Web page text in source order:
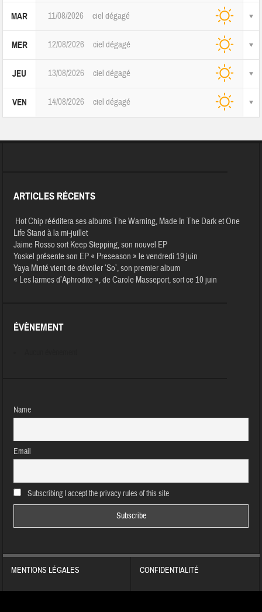
MAR 11/08/2026 ciel dégagé
MER 12/08/2026 ciel dégagé
JEU 13/08/2026 ciel dégagé
VEN 14/08/2026 ciel dégagé
ARTICLES RÉCENTS
Hot Chip rééditera ses albums The Warning, Made In The Dark et One
Life Stand à la mi-juillet
Jaime Rosso sort Keep Stepping, son nouvel EP
Yoskel présente son EP « Preseason » le vendredi 19 juin
Yaya Minté vient de dévoiler ‘So’, son premier album
« Les larmes d’Aphrodite », de Carole Masseport, sort ce 10 juin
ÉVÈNEMENT
Name
Email
Subscribing I accept the privacy rules of this site
MENTIONS LÉGALES CONFIDENTIALITÉ